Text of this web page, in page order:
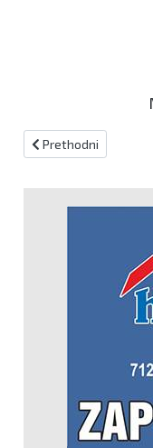
Prethodni članak:
Prethodni